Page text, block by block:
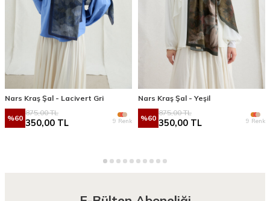
Nars Kraş Şal - Lacivert Gri
%60
875,00TL
350,00 TL 9 Renk
Nars Kraş Şal - Yeşil
%60
875,00TL
350,00 TL 9 Renk